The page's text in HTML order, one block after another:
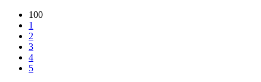
100
1
2
3
4
5